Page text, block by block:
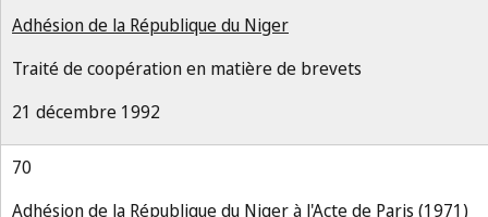
Adhésion de la République du Niger
Traité de coopération en matière de brevets
21 décembre 1992
70
Adhésion de la République du Niger à l'Acte de Paris (1971)